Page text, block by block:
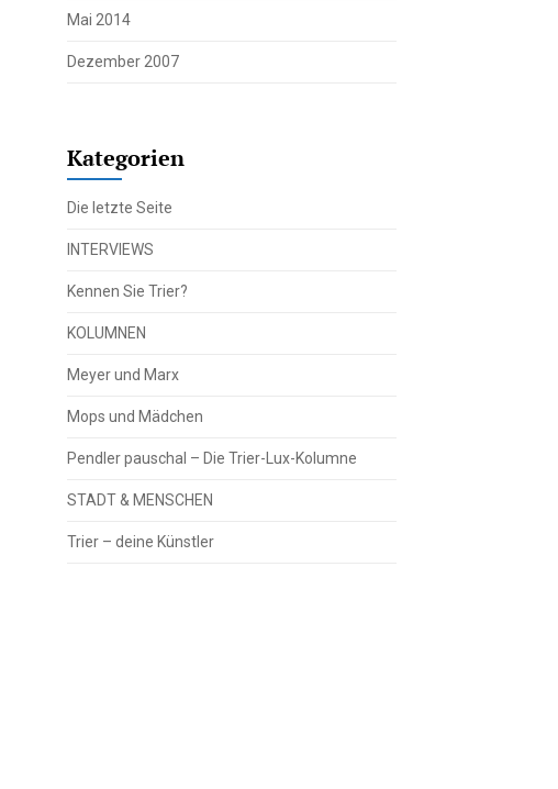
Mai 2014
Dezember 2007
Kategorien
Die letzte Seite
INTERVIEWS
Kennen Sie Trier?
KOLUMNEN
Meyer und Marx
Mops und Mädchen
Pendler pauschal – Die Trier-Lux-Kolumne
STADT & MENSCHEN
Trier – deine Künstler